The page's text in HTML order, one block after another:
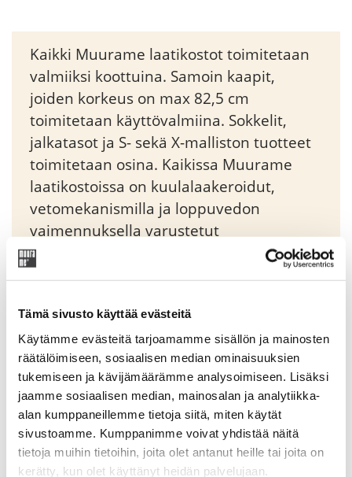
Tämä sivusto käyttää evästeitä
Käytämme evästeitä tarjoamamme sisällön ja mainosten
räätälöimiseen, sosiaalisen median ominaisuuksien
tukemiseen ja kävijämäärämme analysoimiseen. Lisäksi
jaamme sosiaalisen median, mainosalan ja analytiikka-
alan kumppaneillemme tietoja siitä, miten käytät
sivustoamme. Kumppanimme voivat yhdistää näitä
tietoja muihin tietoihin, joita olet antanut heille tai joita on
kerätty, kun olet käyttänyt heidän palvelujaan.
Kaikki Muurame laatikostot toimitetaan
valmiiksi koottuina. Samoin kaapit,
joiden korkeus on max 82,5 cm
toimitetaan käyttövalmiina. Sokkelit,
jalkatasot ja S- sekä X-malliston tuotteet
toimitetaan osina. Kaikissa Muurame
laatikostoissa on kuulalaakeroidut,
vetomekanismilla ja loppuvedon
vaimennuksella varustetut
piiloliukukiskot. Moduli-yksikköjä voidaan
liittää sivusuunnassa toisiinsa tai pinota
imukuppien avulla.
353,00€
Original
price
was:
353,00 €.
300,05€
Current
price
is:
300,05 €.
Tuotekoodi: 92500V00